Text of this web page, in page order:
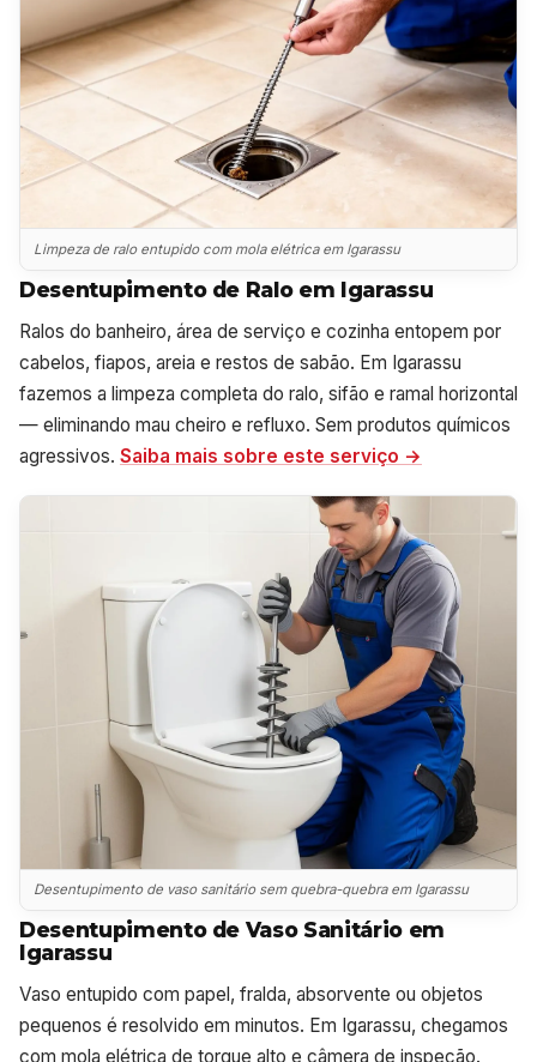
Limpeza de ralo entupido com mola elétrica em Igarassu
Desentupimento de Ralo em Igarassu
Ralos do banheiro, área de serviço e cozinha entopem por
cabelos, fiapos, areia e restos de sabão. Em Igarassu
fazemos a limpeza completa do ralo, sifão e ramal horizontal
— eliminando mau cheiro e refluxo. Sem produtos químicos
agressivos. Saiba mais sobre este serviço →
Desentupimento de vaso sanitário sem quebra-quebra em Igarassu
Desentupimento de Vaso Sanitário em
Igarassu
Vaso entupido com papel, fralda, absorvente ou objetos
pequenos é resolvido em minutos. Em Igarassu, chegamos
com mola elétrica de torque alto e câmera de inspeção.